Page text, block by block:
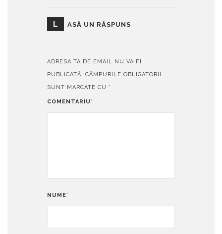
L ASĂ UN RĂSPUNS
ADRESA TA DE EMAIL NU VA FI
PUBLICATĂ. CÂMPURILE OBLIGATORII
SUNT MARCATE CU *
COMENTARIU *
NUME*